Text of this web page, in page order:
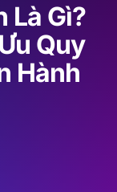
Là Gì?
Quy
Hành